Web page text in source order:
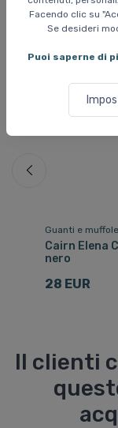
Facendo clic su
Se desideri
Puoi saperne di
Guanti e
Cairn Elena
nero
28 EUR
Il clienti